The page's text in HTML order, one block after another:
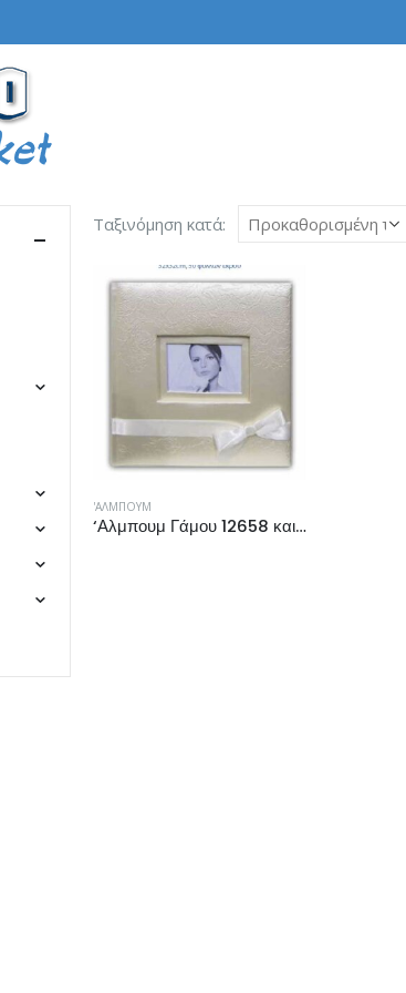
Ταξινόμηση κατά:
'ΑΛΜΠΟΥΜ
‘Αλμπουμ Γάμου 12658 και 12659 Εκρού